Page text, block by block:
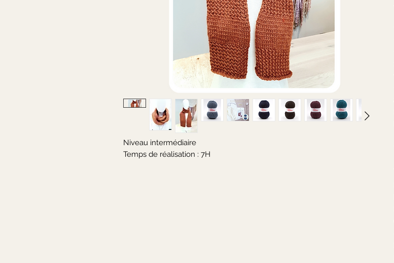
Niveau intermédiaire
Temps de réalisation : 7H